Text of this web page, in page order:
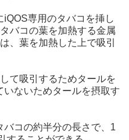
専用のタバコを挿し
バコの葉を加熱する金属
、葉を加熱した上で吸引
て吸引するためタールを
ないためタールを摂取す
バコの約半分の長さで、1